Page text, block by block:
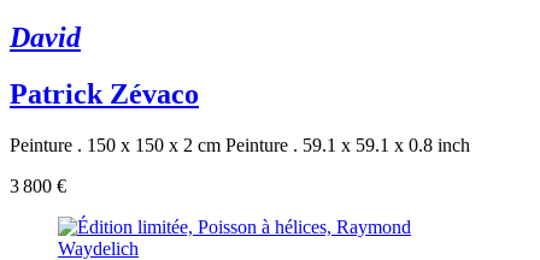
David
Patrick Zévaco
Peinture . 150 x 150 x 2 cm Peinture . 59.1 x 59.1 x 0.8 inch
3 800 €